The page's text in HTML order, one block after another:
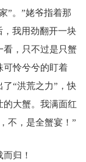
”。”姥爷指着那
，我用劲翻开一块
看，只不过是只蟹
可怜兮兮的盯着
“洪荒之力”，快
的大蟹。我满面红
不，是全蟹宴！”
归！